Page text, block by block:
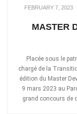
FEBRUARY 7, 2023
MASTER
Placée sous le
chargé de la
édition du Master
9 mars 2023 au
grand concours de